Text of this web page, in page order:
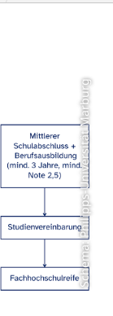
Schema: Philipps-Universität Marburg